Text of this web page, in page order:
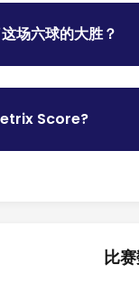
场六球的大胜？
Score?
比